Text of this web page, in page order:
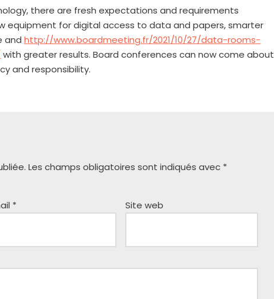
there are fresh expectations and requirements
equipment for digital access to data and papers, smarter
and http://www.boardmeeting.fr/2021/10/27/data-rooms-
with greater results. Board conferences can now come about
and responsibility.
Les champs obligatoires sont indiqués avec *
* Site web